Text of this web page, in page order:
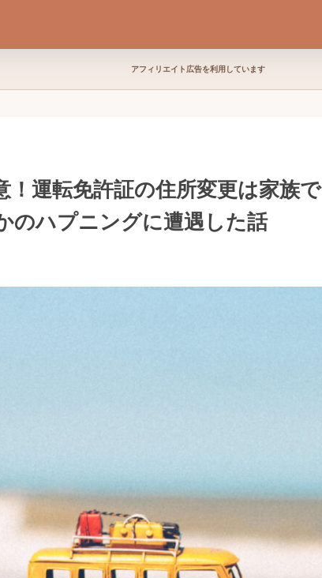
アフィリエイト広告を利用しています
！運転免許証の住所変更は家族で
のハプニングに遭遇した話